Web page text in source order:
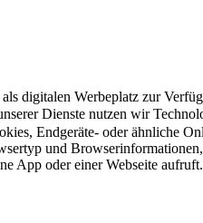
digitalen Werbeplatz zur
Dienste nutzen wir
Endgeräte- oder ähnliche
und
App oder einer Webseite